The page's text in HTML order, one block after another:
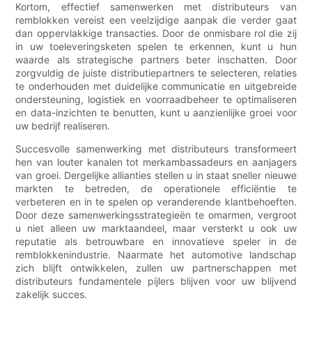
Kortom, effectief samenwerken met distributeurs van
remblokken vereist een veelzijdige aanpak die verder gaat
dan oppervlakkige transacties. Door de onmisbare rol die zij
in uw toeleveringsketen spelen te erkennen, kunt u hun
waarde als strategische partners beter inschatten. Door
zorgvuldig de juiste distributiepartners te selecteren, relaties
te onderhouden met duidelijke communicatie en uitgebreide
ondersteuning, logistiek en voorraadbeheer te optimaliseren
en data-inzichten te benutten, kunt u aanzienlijke groei voor
uw bedrijf realiseren.
Succesvolle samenwerking met distributeurs transformeert
hen van louter kanalen tot merkambassadeurs en aanjagers
van groei. Dergelijke allianties stellen u in staat sneller nieuwe
markten te betreden, de operationele efficiëntie te
verbeteren en in te spelen op veranderende klantbehoeften.
Door deze samenwerkingsstrategieën te omarmen, vergroot
u niet alleen uw marktaandeel, maar versterkt u ook uw
reputatie als betrouwbare en innovatieve speler in de
remblokkenindustrie. Naarmate het automotive landschap
zich blijft ontwikkelen, zullen uw partnerschappen met
distributeurs fundamentele pijlers blijven voor uw blijvend
zakelijk succes.